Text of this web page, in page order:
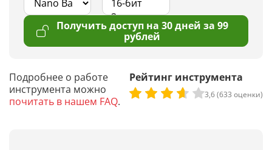
Получить доступ на 30 дней за 99
рублей
Подробнее о работе
инструмента можно
почитать в нашем FAQ.
Рейтинг инструмента
3,6 (633 оценки)